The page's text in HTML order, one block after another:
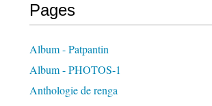
Pages
Album - Patpantin
Album - PHOTOS-1
Anthologie de renga